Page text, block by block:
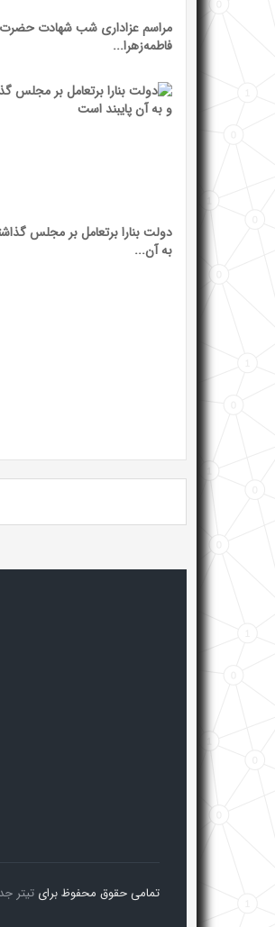
مراسم عزاداری شب شهادت حضرت
فاطمه‌زهرا...
دولت بنارا برتعامل بر مجلس
به آن...
تمامی حقوق محفوظ برای تیتر